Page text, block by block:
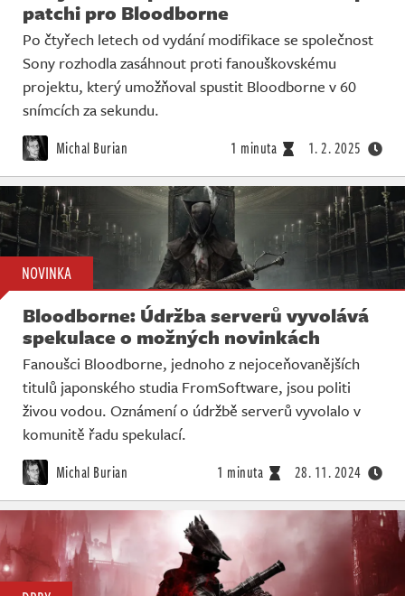
patchi pro Bloodborne
Po čtyřech letech od vydání modifikace se společnost
Sony rozhodla zasáhnout proti fanouškovskému
projektu, který umožňoval spustit Bloodborne v 60
snímcích za sekundu.
Michal Burian 1 minuta 1. 2. 2025
NOVINKA
Bloodborne: Údržba serverů vyvolává
spekulace o možných novinkách
Fanoušci Bloodborne, jednoho z nejoceňovanějších
titulů japonského studia FromSoftware, jsou politi
živou vodou. Oznámení o údržbě serverů vyvolalo v
komunitě řadu spekulací.
Michal Burian 1 minuta 28. 11. 2024